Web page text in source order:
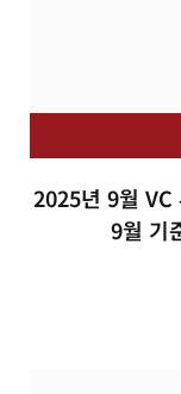
2025년 9월
9월 기